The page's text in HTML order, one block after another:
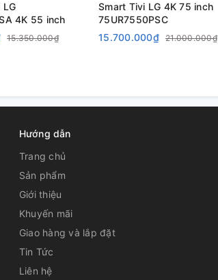
LG
4K 55 inch
15.350.000₫
Smart Tivi LG 4K 75 inch
75UR7550PSC
15.700.000₫
21.000.000₫
Hướng dẫn
Trang chủ
Sản phẩm
Giới thiệu
Khuyến mãi
Giao hàng và lắp đặt
Tin Tức
Liên hệ